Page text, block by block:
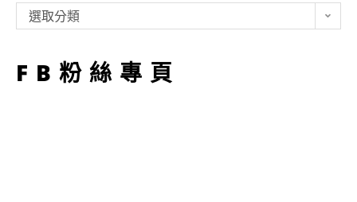
型
選取分類
FB粉絲專頁